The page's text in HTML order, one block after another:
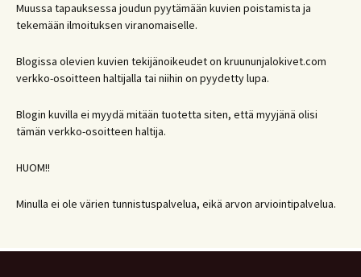
Muussa tapauksessa joudun pyytämään kuvien poistamista ja
tekemään ilmoituksen viranomaiselle.
Blogissa olevien kuvien tekijänoikeudet on kruununjalokivet.com
verkko-osoitteen haltijalla tai niihin on pyydetty lupa.
Blogin kuvilla ei myydä mitään tuotetta siten, että myyjänä olisi
tämän verkko-osoitteen haltija.
HUOM!!
Minulla ei ole värien tunnistuspalvelua, eikä arvon arviointipalvelua.